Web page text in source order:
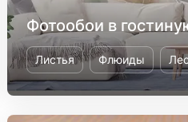
Фотообои в
Листья Флюиды Лес